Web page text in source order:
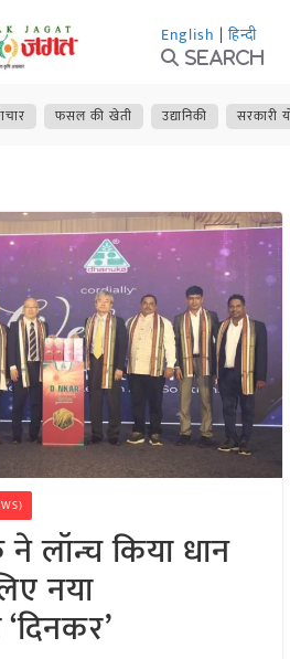
English | हिन्दी
Search
फसल की खेती उद्यानिकी सरकारी
ने लॉन्च किया धान
नया